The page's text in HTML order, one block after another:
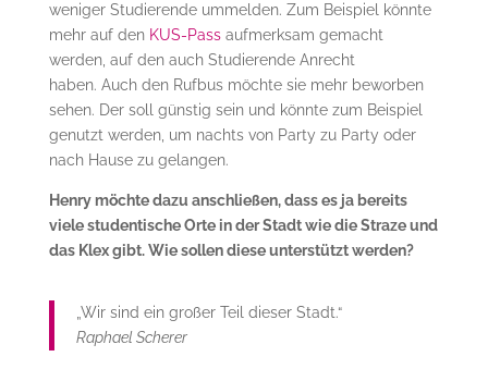
weniger Studierende ummelden. Zum Beispiel könnte
mehr auf den KUS-Passaufmerksam gemacht
werden, auf den auch Studierende Anrecht
haben. Auch den Rufbus möchte sie mehr beworben
sehen. Der soll günstig sein und könnte zum Beispiel
genutzt werden, um nachts von Party zu Party oder
nach Hause zu gelangen.
Henry möchte dazu anschließen, dass es ja bereits
viele studentische Orte in der Stadt wie die Straze und
das Klex gibt. Wie sollen diese unterstützt werden?
„Wir sind ein großer Teil dieser Stadt.“
Raphael Scherer